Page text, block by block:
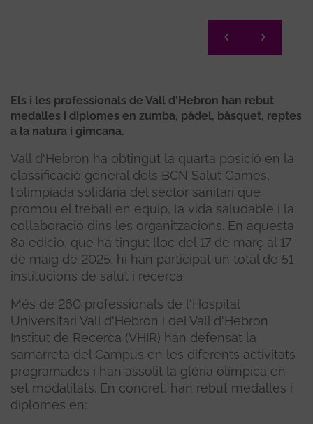
Els i les professionals de Vall d'Hebron han rebut
medalles i diplomes en zumba, pàdel, bàsquet, reptes
a la natura i gimcana.
Vall d'Hebron ha obtingut la quarta posició en la
classificació general dels BCN Salut Games,
l'olimpíada solidària del sector sanitari que
promou el treball en equip, la vida saludable i la
col·laboració dins les organitzacions. En aquesta
8a edició, que ha tingut lloc del 17 de març al 17
de maig de 2025, hi han participat un total de 51
institucions de salut i recerca.
Més de 260 professionals de l'Hospital
Universitari Vall d'Hebron i del Vall d'Hebron
Institut de Recerca (VHIR) han defensat la
samarreta del Campus en les diferents activitats
programades i han assolit la glòria olímpica en
set modalitats. En concret, han rebut medalles i
diplomes en: